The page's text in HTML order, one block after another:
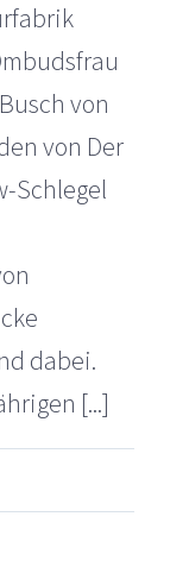
von
von Der
Schlegel
dabei.
[...]